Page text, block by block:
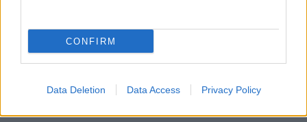
CONFIRM
Data Deletion Data Access Privacy Policy